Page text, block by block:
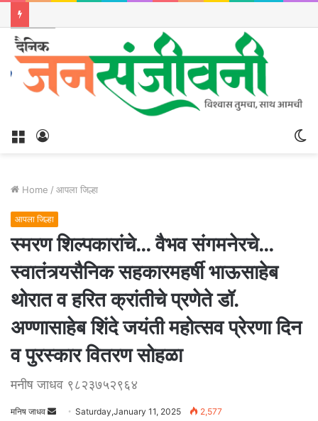
Menu
Home / आपला जिल्हा
आपला जिल्हा
स्मरण शिल्पकारांचे… वैभव संगमनेरचे…
स्वातंत्र्यसैनिक सहकारमहर्षी भाऊसाहेब
थोरात व हरित क्रांतीचे प्रणेते डॉ.
अण्णासाहेब शिंदे जयंती महोत्सव प्रेरणा दिन
व पुरस्कार वितरण सोहळा
मनीष जाधव ९८२३७५२९६४
मनिष जाधव
SendSaturday,January 11, 2025 2,577